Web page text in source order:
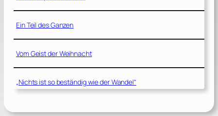
Ein Teil des Ganzen
Vom Geist der Weihnacht
„Nichts ist so beständig wie der Wandel“